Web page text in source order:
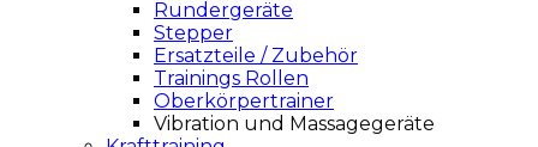
Rundergeräte
Stepper
Ersatzteile / Zubehör
Trainings Rollen
Oberkörpertrainer
Vibration und Massagegeräte